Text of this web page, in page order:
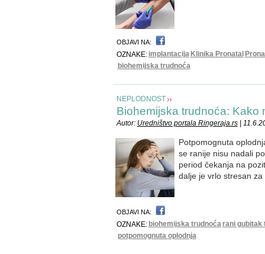
OBJAVI NA:
OZNAKE: implantacija Klinika Pronatal
biohemijska trudnoća
NEPLODNOST
Biohemijska trudnoća: Kako
Autor: Uredništvo portala Ringeraja.rs|
Potpomognuta
se ranije nisu nadali
period čekanja na
dalje je vrlo stresan za
OBJAVI NA:
OZNAKE: biohemijska trudnoća rani gubitak
potpomognuta oplodnja